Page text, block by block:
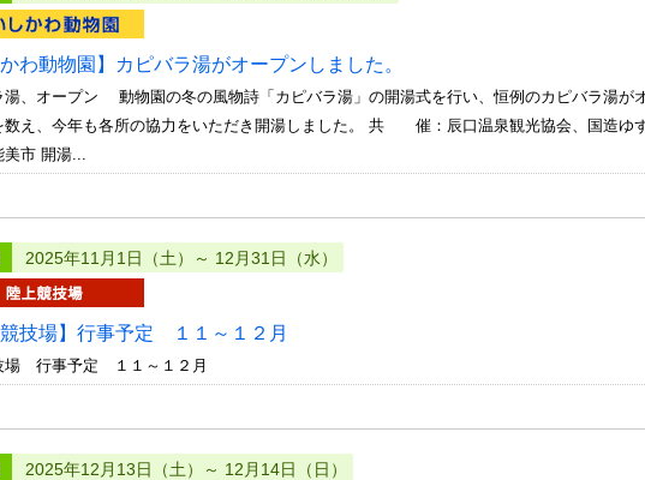
かわ動物園】カピバラ湯がオープンしました。
湯、オープン 動物園の冬の風物詩「カピバラ湯」の開湯式を行い、恒例のカピバラ湯が
数え、今年も各所の協力をいただき開湯しました。 共 催：辰口温泉観光協会、国造ゆ
美市 開湯...
2025年11月1日（土）～ 12月31日（水）
競技場】行事予定 １１～１２月
場 行事予定 １１～１２月
2025年12月13日（土）～ 12月14日（日）